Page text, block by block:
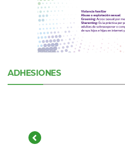
ADHESIONES